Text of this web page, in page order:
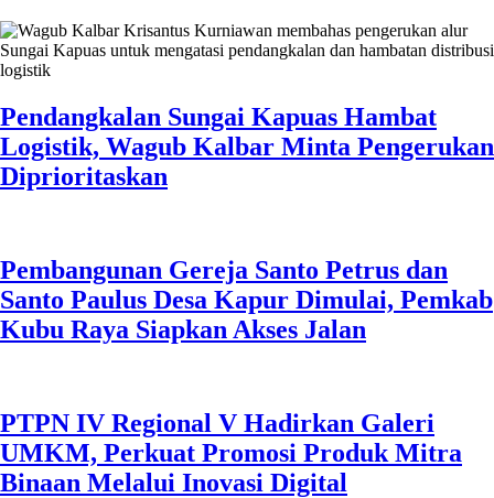
Pendangkalan Sungai Kapuas Hambat
Logistik, Wagub Kalbar Minta Pengerukan
Diprioritaskan
Pembangunan Gereja Santo Petrus dan
Santo Paulus Desa Kapur Dimulai, Pemkab
Kubu Raya Siapkan Akses Jalan
PTPN IV Regional V Hadirkan Galeri
UMKM, Perkuat Promosi Produk Mitra
Binaan Melalui Inovasi Digital